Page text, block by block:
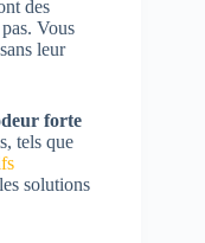
des
Vous
leur
forte
tels que
solutions